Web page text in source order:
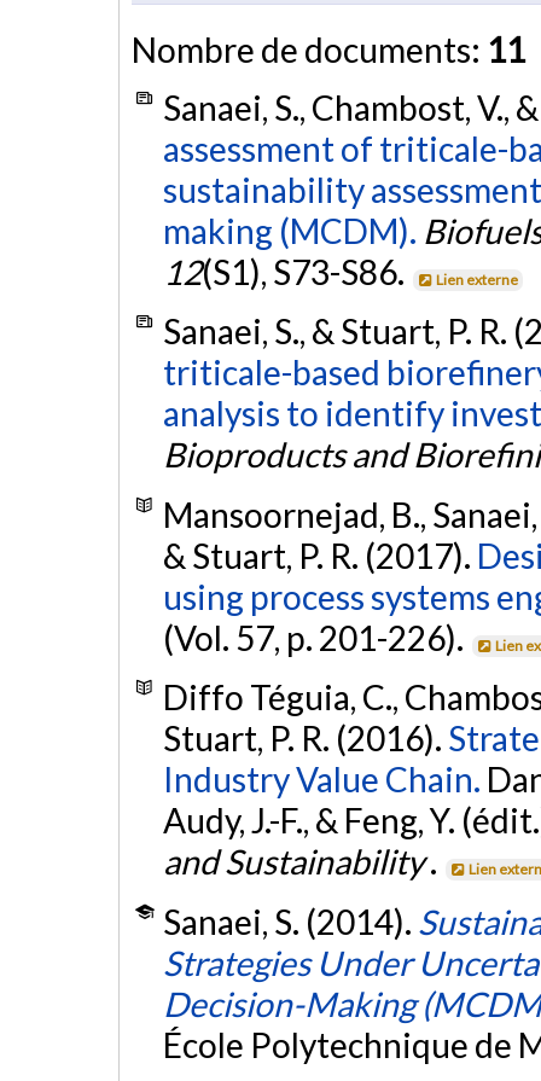
Nombre de documents: 11
Sanaei, S., Chambost, V.,
assessment of triticale-
sustainability
making (MCDM).
12(S1), S73-S86. Lien externe
Sanaei, S., & Stuart, P. R.
triticale-based
analysis to identify
Bioproducts and
Mansoornejad, B., Sanaei,
& Stuart, P. R. (2017).
using process systems
(Vol. 57, p. 201-226).
Lien
Diffo Téguia, C.,
Stuart, P. R. (2016).
Industry Value Chain.
Audy, J.-F., & Feng, Y.
and Sustainability. Lien
Sanaei, S. (2014).
Strategies Under
Decision-Making
École Polytechnique de